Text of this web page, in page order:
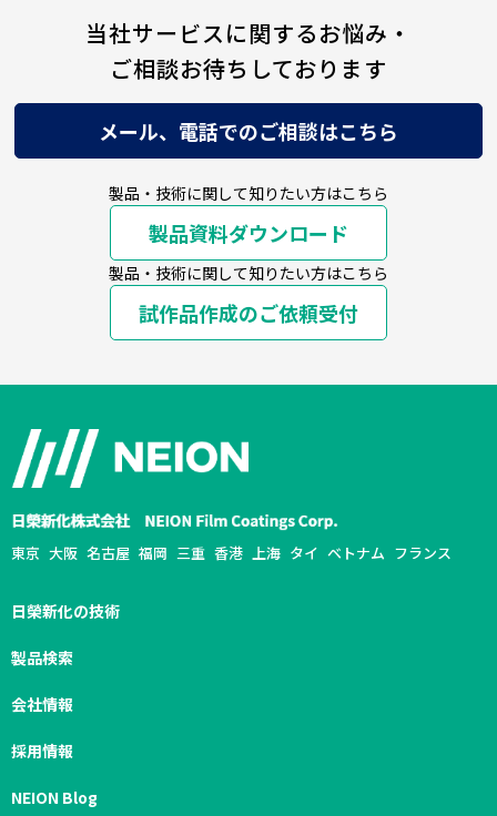
当社サービスに関するお悩み・
ご相談お待ちしております
メール、電話でのご相談はこちら
製品資料ダウンロード
製品・技術に関して知りたい方はこちら
試作品作成のご依頼受付
製品・技術に関して知りたい方はこちら
東京 大阪 名古屋 福岡 三重 香港 上海 タイ ベトナム フランス
日榮新化の技術
製品検索
会社情報
採用情報
NEION Blog